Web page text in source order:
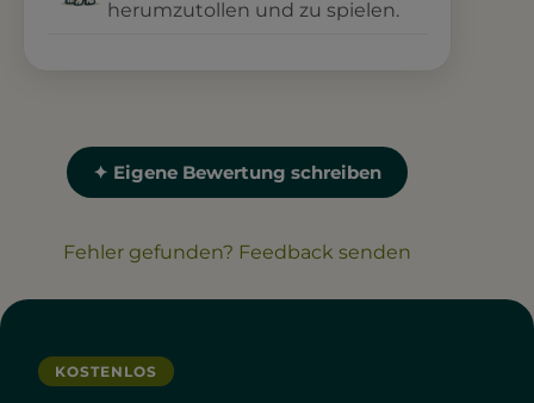
herumzutollen und zu spielen.
✦ Eigene Bewertung schreiben
Fehler gefunden? Feedback senden
KOSTENLOS